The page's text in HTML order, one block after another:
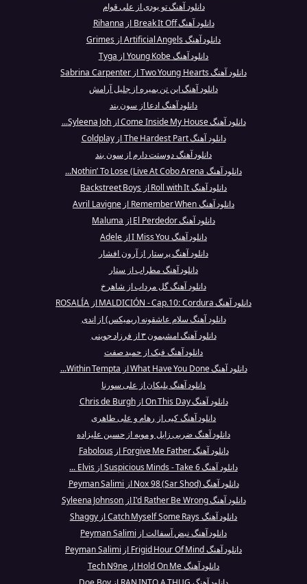
دانلود آهنگ تو بودی از علی قوام
دانلود آهنگ Break It Off از Rihanna
دانلود آهنگ Artificial Angels از Grimes
دانلود آهنگ Young Kobe از Tyga
دانلود آهنگ Two Young Hearts از Sabrina Carpenter
دانلود آهنگ این تن بمیره از جلیل آرامش
دانلود آهنگ ادعا از سون بند
دانلود آهنگ Come Inside My House از Syleena Joh...
دانلود آهنگ The Hardest Part از Coldplay
دانلود آهنگ دوستت دارم از سون بند
دانلود آهنگ Nothin’ To Lose (Live At Cobo Arena...
دانلود آهنگ Roll with It از Backstreet Boys
دانلود آهنگ Remember When از Avril Lavigne
دانلود آهنگ El Perdedor از Maluma
دانلود آهنگ I Miss You از Adele
دانلود آهنگ پرستار از آرون افشار
دانلود آهنگ مطراب از ستار
دانلود آهنگ گل مرداب از شاهرخ
دانلود آهنگ MALDICIÓN - Cap.10: Cordura از ROSALÍA
دانلود آهنگ سلام عاشقونه (ریمیکس) از اندی
دانلود آهنگ امشبمون ۳ از فرزاد جوینی
دانلود آهنگ فیک از حمید صفت
دانلود آهنگ What Have You Done از Within Tempta...
دانلود آهنگ پلیکان از علی سورنا
دانلود آهنگ On This Day از Chris de Burgh
دانلود آهنگ کپی از رهام و علی طاهری
دانلود آهنگ ضربی زابل و مویه از حسین علیزاده
دانلود آهنگ Forgive Me Father از Fabolous
دانلود آهنگ Suspicious Minds - Take 6 از Elvis ...
دانلود آهنگ Nox 98 (Sar Shod) از Peyman Salimi
دانلود آهنگ I'd Rather Be Wrong از Syleena Johnson
دانلود آهنگ Catch Myself Some Rays از Shaggy
دانلود آهنگ نبض آسفالت از Peyman Salimi
دانلود آهنگ Frigid Hour Of Mind از Peyman Salimi
دانلود آهنگ Hold On Me از Tech N9ne